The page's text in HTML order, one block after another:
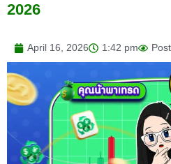
2026
April 16, 2026 1:42 pm